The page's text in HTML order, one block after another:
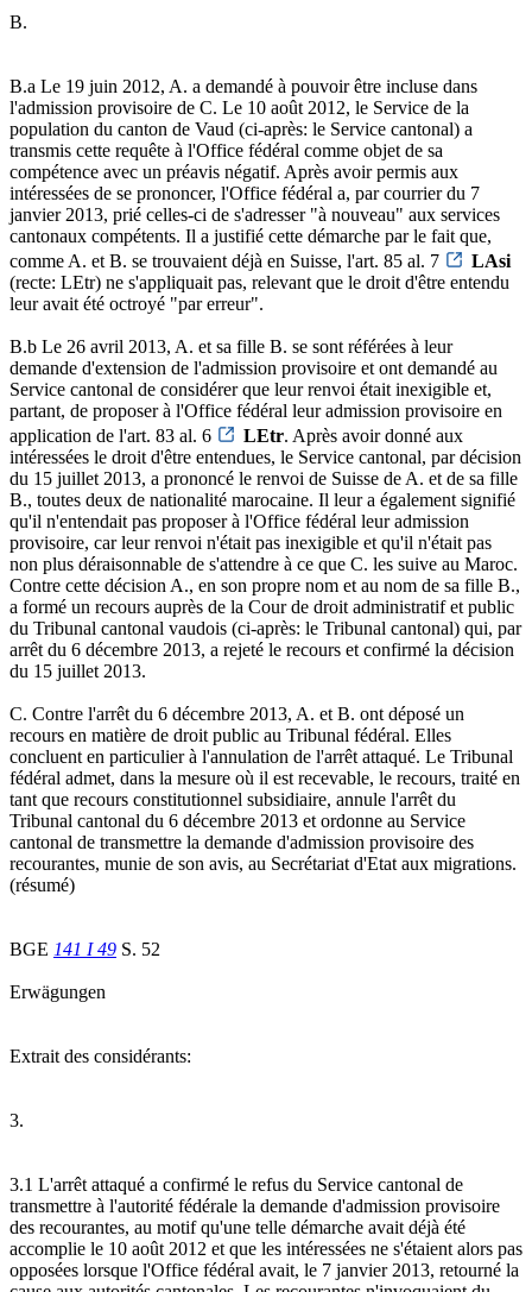
B.
B.a Le 19 juin 2012, A. a demandé à pouvoir être incluse dans
l'admission provisoire de C. Le 10 août 2012, le Service de la
population du canton de Vaud (ci-après: le Service cantonal) a
transmis cette requête à l'Office fédéral comme objet de sa
compétence avec un préavis négatif. Après avoir permis aux
intéressées de se prononcer, l'Office fédéral a, par courrier du 7
janvier 2013, prié celles-ci de s'adresser "à nouveau" aux services
cantonaux compétents. Il a justifié cette démarche par le fait que,
comme A. et B. se trouvaient déjà en Suisse, l'art. 85 al. 7
LAsi
(recte: LEtr) ne s'appliquait pas, relevant que le droit d'être entendu
leur avait été octroyé "par erreur".
B.b Le 26 avril 2013, A. et sa fille B. se sont référées à leur
demande d'extension de l'admission provisoire et ont demandé au
Service cantonal de considérer que leur renvoi était inexigible et,
partant, de proposer à l'Office fédéral leur admission provisoire en
application de l'art. 83 al. 6
LEtr. Après avoir donné aux
intéressées le droit d'être entendues, le Service cantonal, par décision
du 15 juillet 2013, a prononcé le renvoi de Suisse de A. et de sa fille
B., toutes deux de nationalité marocaine. Il leur a également signifié
qu'il n'entendait pas proposer à l'Office fédéral leur admission
provisoire, car leur renvoi n'était pas inexigible et qu'il n'était pas
non plus déraisonnable de s'attendre à ce que C. les suive au Maroc.
Contre cette décision A., en son propre nom et au nom de sa fille B.,
a formé un recours auprès de la Cour de droit administratif et public
du Tribunal cantonal vaudois (ci-après: le Tribunal cantonal) qui, par
arrêt du 6 décembre 2013, a rejeté le recours et confirmé la décision
du 15 juillet 2013.
C. Contre l'arrêt du 6 décembre 2013, A. et B. ont déposé un
recours en matière de droit public au Tribunal fédéral. Elles
concluent en particulier à l'annulation de l'arrêt attaqué. Le Tribunal
fédéral admet, dans la mesure où il est recevable, le recours, traité en
tant que recours constitutionnel subsidiaire, annule l'arrêt du
Tribunal cantonal du 6 décembre 2013 et ordonne au Service
cantonal de transmettre la demande d'admission provisoire des
recourantes, munie de son avis, au Secrétariat d'Etat aux migrations.
(résumé)
BGE 141 I 49 S. 52
Erwägungen
Extrait des considérants:
3.
3.1 L'arrêt attaqué a confirmé le refus du Service cantonal de
transmettre à l'autorité fédérale la demande d'admission provisoire
des recourantes, au motif qu'une telle démarche avait déjà été
accomplie le 10 août 2012 et que les intéressées ne s'étaient alors pas
opposées lorsque l'Office fédéral avait, le 7 janvier 2013, retourné la